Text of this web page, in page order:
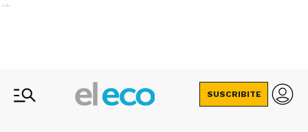
Ads
SUSCRIBITE